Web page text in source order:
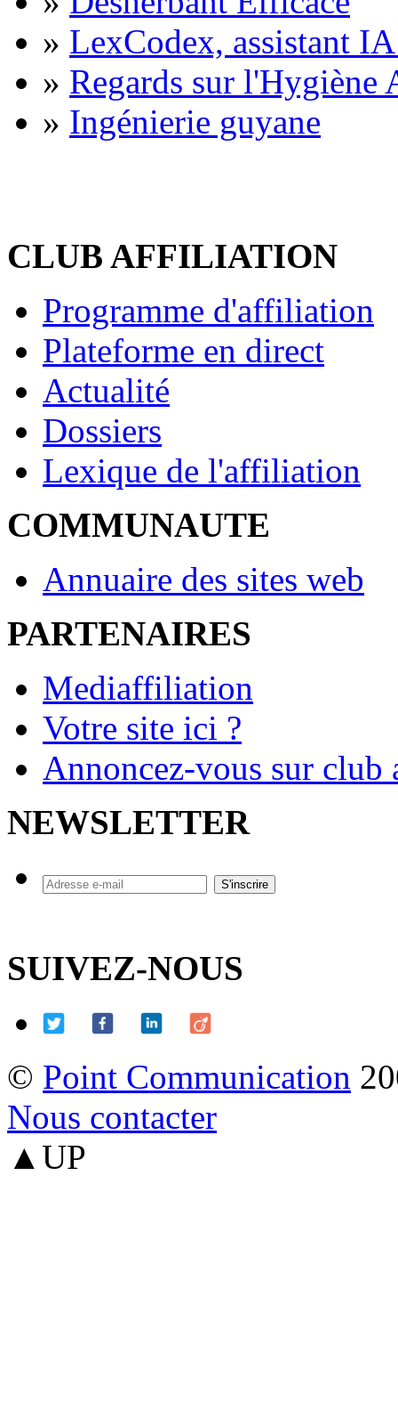
» LexCodex, assistant
» Regards sur l'Hygiène
» Ingénierie guyane
CLUB AFFILIATION
Programme d'affiliation
Plateforme en direct
Actualité
Dossiers
Lexique de l'affiliation
COMMUNAUTE
Annuaire des sites web
PARTENAIRES
Mediaffiliation
Votre site ici ?
Annoncez-vous sur
NEWSLETTER
SUIVEZ-NOUS
© Point Communication
Nous contacter
▲UP